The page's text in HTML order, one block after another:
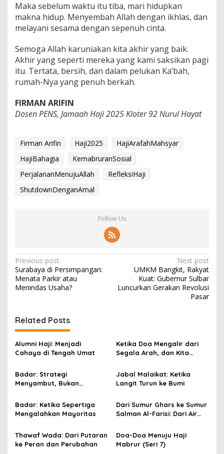
Maka sebelum waktu itu tiba, mari hidupkan
makna hidup. Menyembah Allah dengan ikhlas, dan
melayani sesama dengan sepenuh cinta.
Semoga Allah karuniakan kita akhir yang baik.
Akhir yang seperti mereka yang kami saksikan pagi
itu. Tertata, bersih, dan dalam pelukan Ka’bah,
rumah-Nya yang penuh berkah.
FIRMAN ARIFIN
Dosen PENS, Jamaah Haji 2025 Kloter 92 Nurul Hayat
Firman Arifin Haji2025
HajiArafahMahsyar
HajiBahagia
KemabruranSosial
PerjalananMenujuAllah
RefleksiHaji
ShutdownDenganAmal
Follow Us
P
o
s
n
a
v
g
a
t
i
o
n
Previous post
Surabaya di Persimpangan:
Menata Parkir atau
Menindas Usaha?
Next post
UMKM Bangkit, Rakyat
Kuat: Gubernur Sulbar
Luncurkan Gerakan Revolusi
Pasar
Related Posts
Alumni Haji: Menjadi
Cahaya di Tengah Umat
Ketika Doa Mengalir dari
Segala Arah, dan Kita
Badar: Strategi
Menyambut, Bukan
Jabal Malaikat: Ketika
Langit Turun ke Bumi
Badar: Ketika Sepertiga
Mengalahkan Mayoritas
Dari Sumur Ghars ke Sumur
Salman Al-Farisi: Dari Air
yang Mengalirkan
Thawaf Wada: Dari Putaran
ke Peran dan Perubahan
Doa-Doa Menuju Haji
Mabrur (Seri 7)